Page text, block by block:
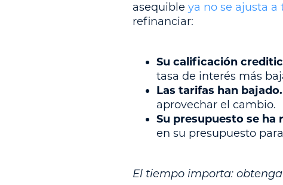
asequible ya no se ajusta
refinanciar:
Su calificación
tasa de interés más
Las tarifas han bajado.
aprovechar el cambio.
Su presupuesto se ha
en su presupuesto
El tiempo importa: